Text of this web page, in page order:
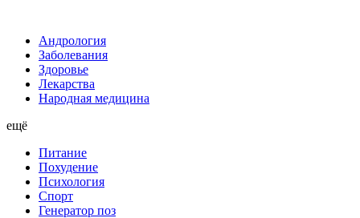
Андрология
Заболевания
Здоровье
Лекарства
Народная медицина
ещё
Питание
Похудение
Психология
Спорт
Генератор поз